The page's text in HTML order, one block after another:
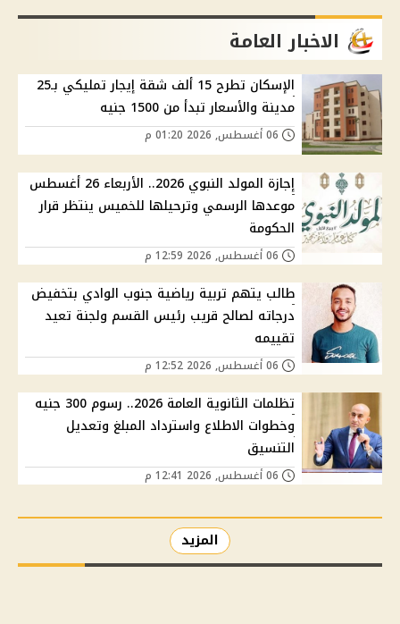
الاخبار العامة
الإسكان تطرح 15 ألف شقة إيجار تمليكي بـ25
مدينة والأسعار تبدأ من 1500 جنيه
إجازة المولد النبوي 2026.. الأربعاء 26 أغسطس
موعدها الرسمي وترحيلها للخميس ينتظر قرار
الحكومة
طالب يتهم تربية رياضية جنوب الوادي بتخفيض
درجاته لصالح قريب رئيس القسم ولجنة تعيد
تقييمه
تظلمات الثانوية العامة 2026.. رسوم 300 جنيه
وخطوات الاطلاع واسترداد المبلغ وتعديل
التنسيق
المزيد